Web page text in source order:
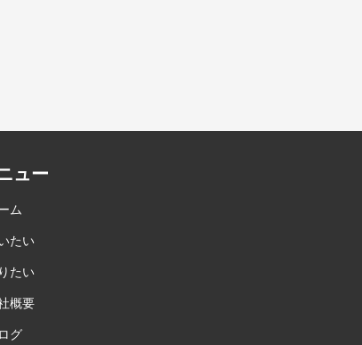
ュー
ム
たい
たい
概要
グ